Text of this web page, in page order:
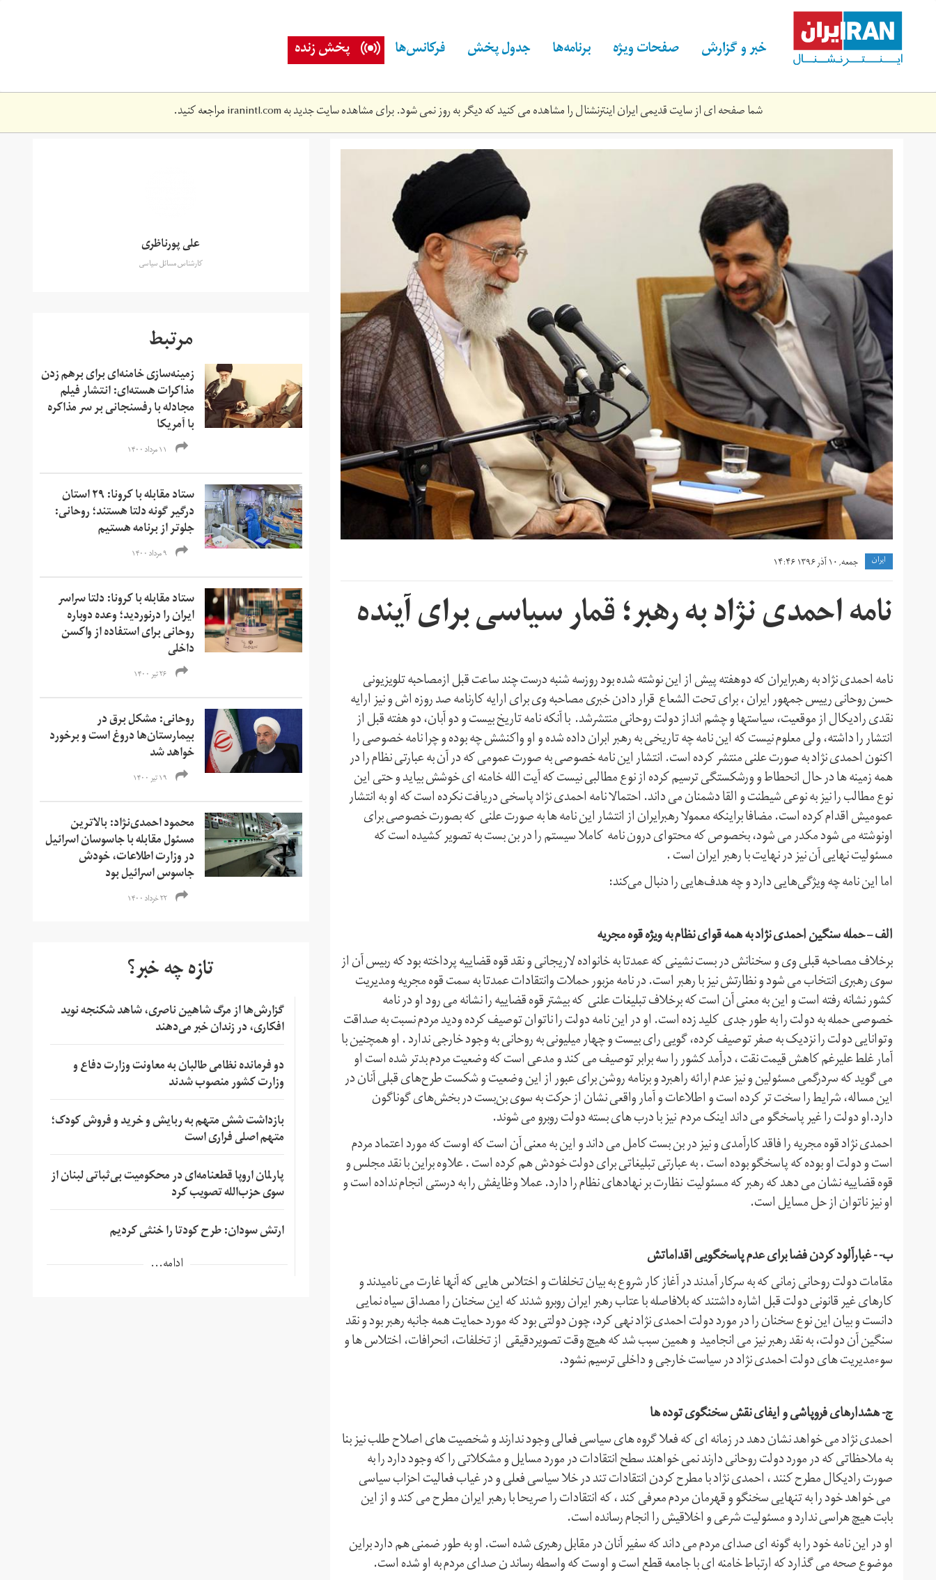
content خبر و گزارش صفحات ویژه برنامه‌ها جدول پخش فرکانس‌ها پخش زنده
شما صفحه ای از سایت قدیمی ایران اینترنشنال را مشاهده می کنید که دیگر به روز نمی شود. برای مشاهده سایت جدید بهiranintl.comمراجعه کنید.
khamenei001.jpg
ايران جمعه, ۱۰ آذر ۱۳۹۶ ۱۴:۴۶
نامه احمدی نژاد به رهبر؛ قمار سیاسی برای آینده
نامه احمدی نژاد به رهبرایران که دوهفته پیش از این نوشته شده بود روزسه شنبه درست چند ساعت قبل ازمصاحبه تلویزیونی
حسن روحانی رییس جمهور ایران ، برای تحت الشعاع قرار دادن خبری مصاحبه وی برای ارایه کارنامه صد روزه اش و نیز ارایه
نقدی رادیکال از موقعیت، سیاستها و چشم انداز دولت روحانی منتشرشد. با آنکه نامه تاریخ بیست و دو آبان، دو هفته قبل از
انتشار را داشته، ولی معلوم نیست که این نامه چه تاریخی به رهبر ابران داده شده و او واکنشش چه بوده و چرا نامه خصوصی را
اکنون احمدی نژاد به صورت علنی منتشر کرده است. انتشار این نامه خصوصی به صورت عمومی که در آن به عبارتی نظام را در
همه زمینه ها در حال انحطاط و ورشکستگی ترسیم کرده از نوع مطالبی نیست که آیت الله خامنه ای خوشش بیاید و حتی این
نوع مطالب را نیز به نوعی شیطنت و القا دشمنان می داند. احتمالا نامه احمدی نژاد پاسخی دریافت نکرده است که او به انتشار
عمومیش اقدام کرده است. مضافا براینکه معمولا رهبرایران از انتشار این نامه ها به صورت علنی که بصورت خصوصی برای
اونوشته می شود مکدر می شود، بخصوص که محتوای درون نامه کاملا سیستم را در بن بست به تصویر کشیده است که
مسئولیت نهایی آن نیز در نهایت با رهبر ایران است .
اما این نامه چه ویژگی‌هایی دارد و چه هدف‌هایی را دنبال می‌کند:
الف – حمله سنگین احمدی نژاد به همه قوای نظام به ویژه قوه مجریه
برخلاف مصاحبه قبلی وی و سخنانش در بست نشینی که عمدتا به خانواده لاریجانی و نقد قوه قضاییه پرداخته بود که ربیس آن از
سوی رهبری انتخاب می شود و نظارتش نیز با رهبر است. در نامه مزبور حملات وانتقادات عمدتا به سمت قوه مجریه ومدیریت
کشور نشانه رفته است و این به معنی آن است که برخلاف تبلیغات علنی که بیشتر قوه قضاییه را نشانه می رود او در نامه
خصوصی حمله به دولت را به طور جدی کلید زده است. او در این نامه دولت را ناتوان توصیف کرده ودید مردم نسبت به صداقت
وتوانایی دولت را نزدیک به صفر توصیف کرده، گویی رای بیست و چهار میلیونی به روحانی به وجود خارجی ندارد . او همچنین با
آمار غلط علیرغم کاهش قیمت نقت ، درآمد کشور را سه برابر توصیف می کند و مدعی است که وضعیت مردم بدتر شده است او
می گوید که سر‌در‌گمی مسئولین و نیز عدم ارائه راهبرد و برنامه روشن برای عبور از این وضعیت و شکست طرح‌های قبلی آنان در
این مساله، شرایط را سخت تر کرده است و اطلاعات و آمار واقعی نشان از حرکت به سوی بن‌بست در بخش‌های گوناگون
دارد.او دولت را غیر پاسخگو می داند اینک مردم نیز با درب های بسته دولت روبرو می شوند.
احمدی نژاد قوه مجریه را فاقد کارآمدی و نیز در بن بست کامل می داند و این به معنی آن است که اوست که مورد اعتماد مردم
است و دولت او بوده که پاسخگو بوده است . به عبارتی تبلیغاتی برای دولت خودش هم کرده است . علاوه براین با نقد مجلس و
قوه قضاییه نشان می دهد که رهبر که مسئولیت نظارت بر نهادهای نظام را دارد. عملا وظایفش را به درستی انجام نداده است و
او نیز ناتوان از حل مسایل است.
ب- - غبارآلود کردن فضا برای عدم پاسخگویی اقداماتش
مقامات دولت روحانی زمانی که به سرکار آمدند در آغاز کار شروع به بیان تخلفات و اختلاس هایی که آنها غارت می نامیدند و
کارهای غیر قانونی دولت قبل اشاره داشتند که بلافاصله با عتاب رهبر ایران روبرو شدند که این سخنان را مصداق سیاه نمایی
دانست و بیان این نوع سخنان را در مورد دولت احمدی نژاد نهی کرد، چون دولتی بود که مورد حمایت همه جانبه رهبر بود و نقد
سنگین آن دولت، به نقد رهبر نیز می انجامید و همین سبب شد که هیچ وقت تصویردقیقی از تخلفات، انحرافات، اختلاس ها و
سوءمدیریت های دولت احمدی نژاد در سیاست خارجی و داخلی ترسیم نشود.
ج- هشدارهای فروپاشی و ایفای نقش سخنگوی توده ها
احمدی نژاد می خواهد نشان دهد در زمانه ای که فعلا گروه های سیاسی فعالی وجود ندارند و شخصیت های اصلاح طلب نیز بنا
به ملاحظاتی که در مورد دولت روحانی دارند نمی خواهند سطح انتقادات در مورد مسایل و مشکلاتی را که وجود دارد را به
صورت رادیکال مطرح کنند ، احمدی نژاد با مطرح کردن انتقادات تند در خلا سیاسی فعلی و در غیاب فعالیت احزاب سیاسی
می خواهد خود را به تنهایی سخنگو و قهرمان مردم معرفی کند ، که انتقادات را صریحا با رهبر ایران مطرح می کند و از این
بابت هیچ هراسی ندارد و مسئولیت شرعی و اخلاقیش را انجام رسانده است.
او در این نامه خود را به گونه ای صدای مردم می داند که سفیر آنان در مقابل رهبری شده است. او به طور ضمنی هم دارد براین
موضوع صحه می گذارد که ارتباط خامنه ای با جامعه قطع است و اوست که واسطه رساند ن صدای مردم به او شده است.
علی پورناظری
کارشناس مسائل سیاسی
مرتبط
زمینه‌سازی خامنه‌ای برای برهم زدن
مذاکرات هسته‌ای: انتشار فیلم
مجادله با رفسنجانی بر سر مذاکره
با آمریکا
۱۱ مرداد ۱۴۰۰
ستاد مقابله با کرونا: ۲۹ استان
درگیر گونه دلتا هستند؛ روحانی:
جلوتر از برنامه هستیم
۹ مرداد ۱۴۰۰
ستاد مقابله با کرونا: دلتا سراسر
ایران را درنوردید؛ وعده دوباره
روحانی برای استفاده از واکسن
داخلی
۲۶ تیر ۱۴۰۰
روحانی: مشکل برق در
بیمارستان‌ها دروغ است و برخورد
خواهد شد
۱۹ تیر ۱۴۰۰
محمود احمدی‌نژاد: بالاترین
مسئول مقابله با جاسوسان اسرائیل
در وزارت اطلاعات، خودش
جاسوس اسرائیل بود
۲۲ خرداد ۱۴۰۰
تازه چه خبر؟
گزارش‌ها از مرگ شاهین ناصری، شاهد شکنجه نوید
افکاری، در زندان خبر می‌دهند
دو فرمانده نظامی طالبان به معاونت وزارت دفاع و
وزارت کشور منصوب شدند
بازداشت شش متهم به ربایش و خرید و فروش کودک؛
متهم اصلی فراری است
پارلمان اروپا قطعنامه‌ای در محکومیت بی‌ثباتی لبنان از
سوی حزب‌الله تصویب کرد
ارتش سودان: طرح کودتا را خنثی کردیم
ادامه...